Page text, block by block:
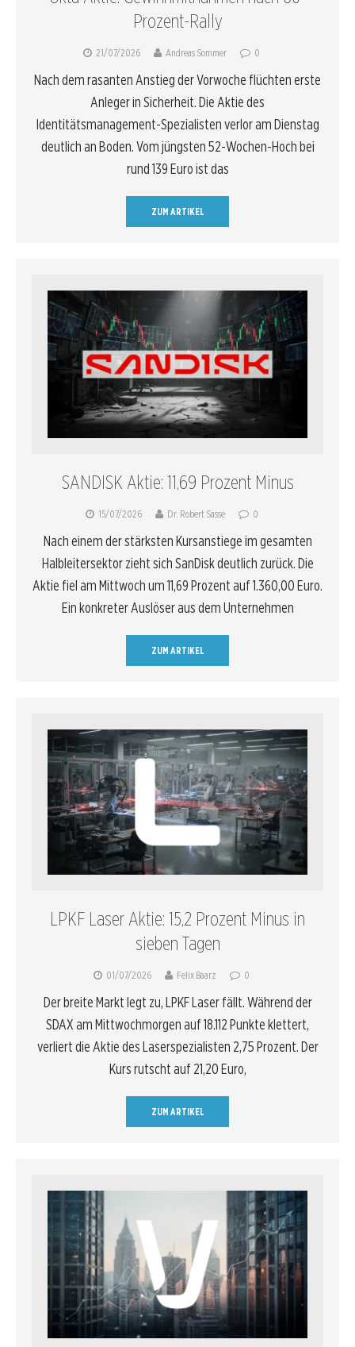
Prozent-Rally
21/07/2026 Andreas Sommer 0
Nach dem rasanten Anstieg der Vorwoche flüchten erste
Anleger in Sicherheit. Die Aktie des
Identitätsmanagement-Spezialisten verlor am Dienstag
deutlich an Boden. Vom jüngsten 52-Wochen-Hoch bei
rund 139 Euro ist das
ZUM ARTIKEL
SANDISK Aktie: 11,69 Prozent Minus
15/07/2026 Dr. Robert Sasse 0
Nach einem der stärksten Kursanstiege im gesamten
Halbleitersektor zieht sich SanDisk deutlich zurück. Die
Aktie fiel am Mittwoch um 11,69 Prozent auf 1.360,00 Euro.
Ein konkreter Auslöser aus dem Unternehmen
ZUM ARTIKEL
LPKF Laser Aktie: 15,2 Prozent Minus in
sieben Tagen
01/07/2026 Felix Baarz 0
Der breite Markt legt zu, LPKF Laser fällt. Während der
SDAX am Mittwochmorgen auf 18.112 Punkte klettert,
verliert die Aktie des Laserspezialisten 2,75 Prozent. Der
Kurs rutscht auf 21,20 Euro,
ZUM ARTIKEL